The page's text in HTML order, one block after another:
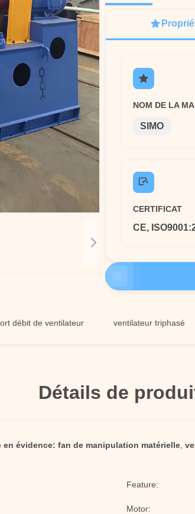
NOM DE LA
SIMO
CERTIFICAT
CE,
de ventilateur ventilateur triphasé
Détails de
en évidence: fan de manipulation matérielle,
Feature:
Motor: